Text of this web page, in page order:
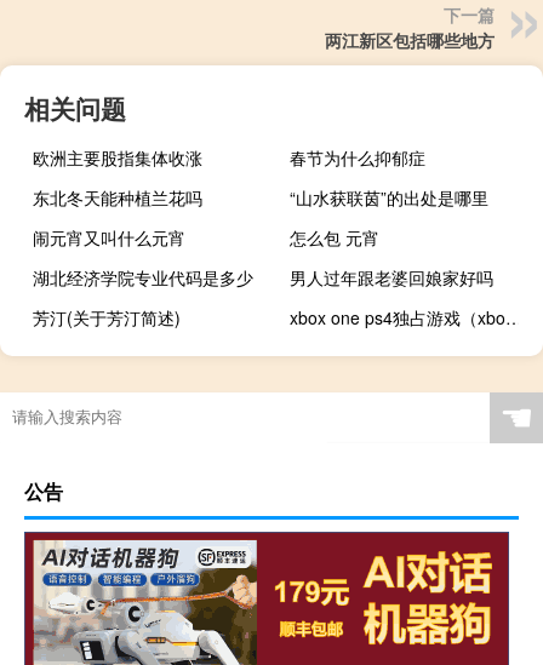
下一篇
两江新区包括哪些地方
相关问题
欧洲主要股指集体收涨
春节为什么抑郁症
东北冬天能种植兰花吗
“山水获联茵”的出处是哪里
闹元宵又叫什么元宵
怎么包 元宵
湖北经济学院专业代码是多少
男人过年跟老婆回娘家好吗
芳汀(关于芳汀简述)
xbox one ps4独占游戏（xbox one ps4）
☚
公告